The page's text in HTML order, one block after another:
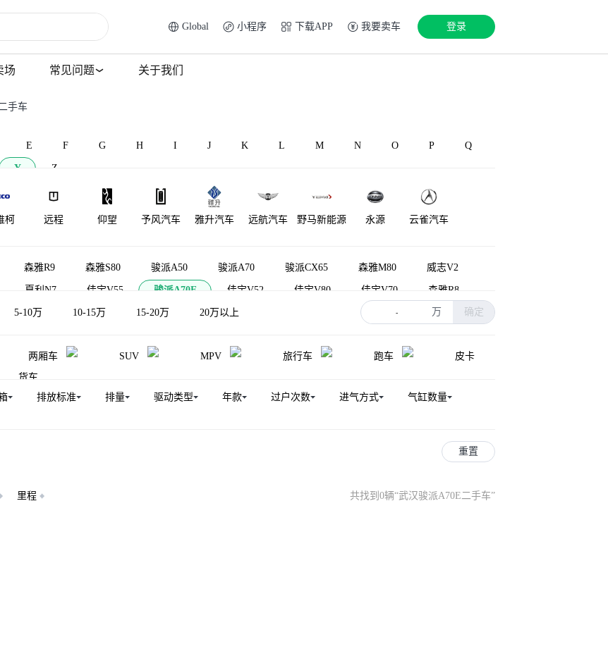
Global 小程序 下载APP 我要卖车 登录
场 常见问题 关于我们
手车
E F G H I J K L M N O P Q
Y Z
柯 远程 仰望 予风汽车 雅升汽车 远航汽车 野马新能源 永源 云雀汽车
银隆新能源 一汽凌河
森雅R9 森雅S80 骏派A50 骏派A70 骏派CX65 森雅M80 威志V2
夏利N7 佳宝V55 骏派A70E 佳宝V52 佳宝V80 佳宝V70 森雅R8
森雅鸿雁 佳宝V70 II代 佳宝T51 佳宝V80新能源
5-10万 10-15万 15-20万 20万以上 - 万 确定
两厢车 SUV MPV 旅行车 跑车
皮卡
货车
排放标准 排量 驱动类型 年款 过户次数 进气方式
气缸数量
重置
里程 共找到0辆“武汉骏派A70E二手车”